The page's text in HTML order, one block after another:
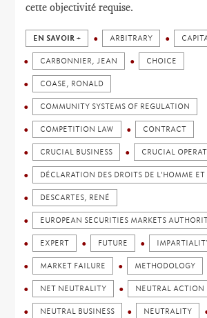
cette objectivité requise.
EN SAVOIR + ARBITRARY
CARBONNIER, JEAN CHOICE
COASE, RONALD
COMMUNITY SYSTEMS OF REGULATION
COMPETITION LAW CONTRACT
CRUCIAL BUSINESS CRUCIAL
DÉCLARATION DES DROITS DE L'HOMME
DESCARTES, RENÉ
EUROPEAN SECURITIES MARKETS
EXPERT FUTURE
MARKET FAILURE METHODOLOGY
NET NEUTRALITY NEUTRAL ACTION
NEUTRAL BUSINESS NEUTRALITY